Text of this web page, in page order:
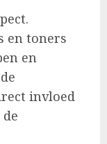
en toners
en
invloed